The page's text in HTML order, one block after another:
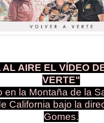
AL AIRE EL VÍDEO
VERTE"
en la Montaña de la
California bajo la
Gomes.